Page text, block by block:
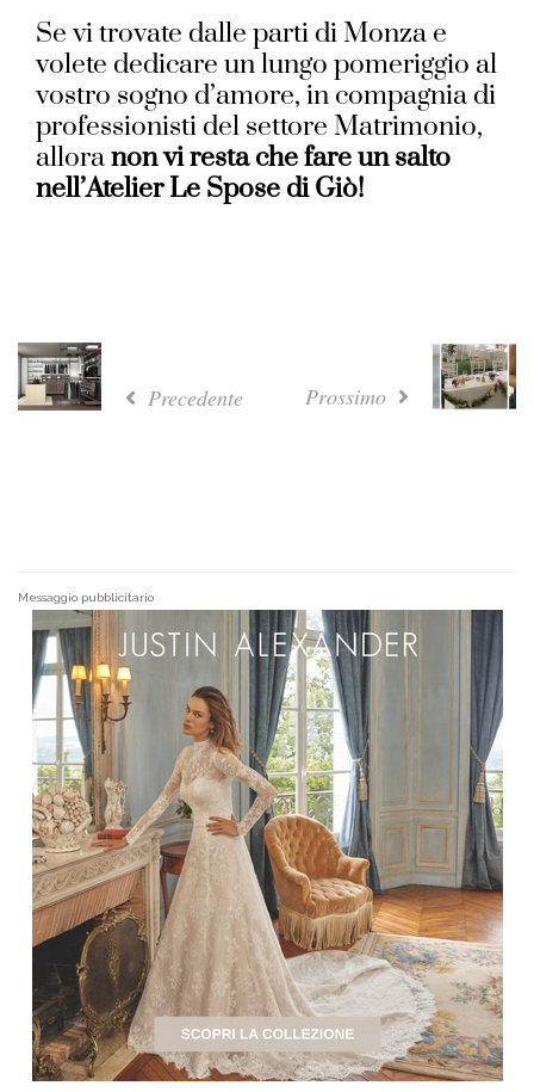
Se vi trovate dalle parti di Monza e
volete dedicare un lungo pomeriggio al
vostro sogno d’amore, in compagnia di
professionisti del settore Matrimonio,
alloranon vi resta che fare un salto
nell’Atelier Le Spose di Giò!
Precedente Prossimo
Messaggio pubblicitario